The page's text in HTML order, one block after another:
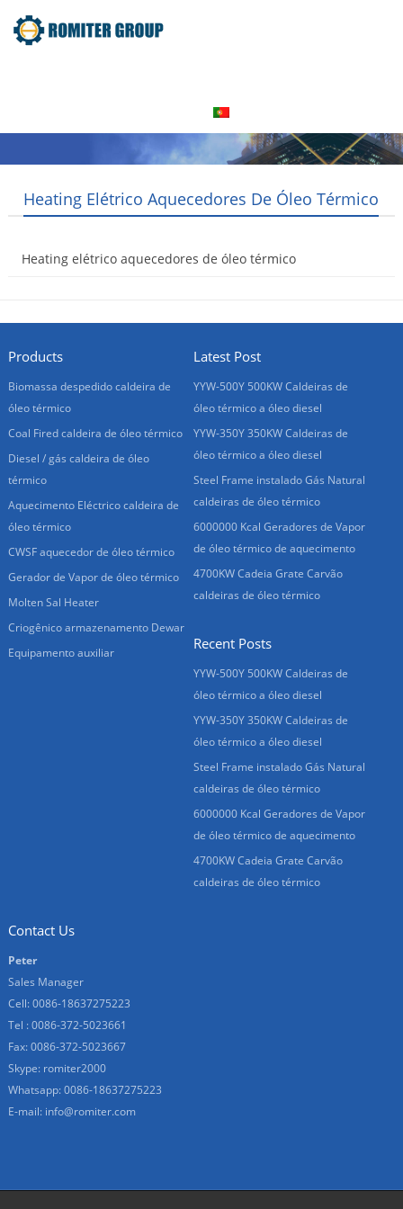
Heating Elétrico Aquecedores De Óleo Térmico
Heating elétrico aquecedores de óleo térmico
Products
Biomassa despedido caldeira de
óleo térmico
Coal Fired caldeira de óleo térmico
Diesel / gás caldeira de óleo
térmico
Aquecimento Eléctrico caldeira de
óleo térmico
CWSF aquecedor de óleo térmico
Gerador de Vapor de óleo térmico
Molten Sal Heater
Criogênico armazenamento Dewar
Equipamento auxiliar
Latest Post
YYW-500Y 500KW Caldeiras de
óleo térmico a óleo diesel
YYW-350Y 350KW Caldeiras de
óleo térmico a óleo diesel
Steel Frame instalado Gás Natural
caldeiras de óleo térmico
6000000 Kcal Geradores de Vapor
de óleo térmico de aquecimento
4700KW Cadeia Grate Carvão
caldeiras de óleo térmico
Recent Posts
YYW-500Y 500KW Caldeiras de
óleo térmico a óleo diesel
YYW-350Y 350KW Caldeiras de
óleo térmico a óleo diesel
Steel Frame instalado Gás Natural
caldeiras de óleo térmico
6000000 Kcal Geradores de Vapor
de óleo térmico de aquecimento
4700KW Cadeia Grate Carvão
caldeiras de óleo térmico
Contact Us
Peter
Sales Manager
Cell: 0086-18637275223
Tel : 0086-372-5023661
Fax: 0086-372-5023667
Skype: romiter2000
Whatsapp:0086-18637275223
E-mail: info@romiter.com